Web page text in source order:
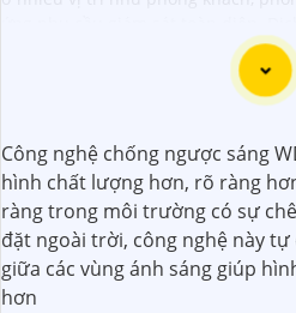
đảm bảo sự an tâm cho người dùng.
Camera Quan Sát Dùng Pin
ninh tiện lợi và hiệu quả cho gia
hàng, với thiết kế nhỏ gọn, dễ
không cần dây nguồn, camera
bền bỉ đảm bảo hoạt động liên
Công nghệ chống ngược sáng
hình chất lượng hơn, rõ ràng
ràng trong môi trường có sự
đặt ngoài trời, công nghệ này
giữa các vùng ánh sáng giúp
hơn